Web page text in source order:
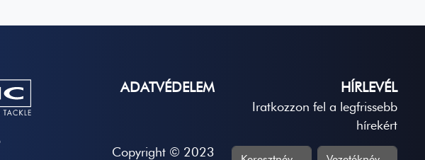
ADATVÉDELEM
Copyright © 2023
HÍRLEVÉL
Iratkozzon fel a legfrissebb
hírekért